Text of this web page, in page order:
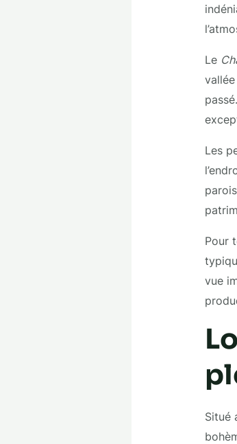
Le
Les
Pour
vue
Situé